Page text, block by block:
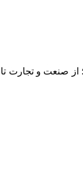
از صنعت و تجارت